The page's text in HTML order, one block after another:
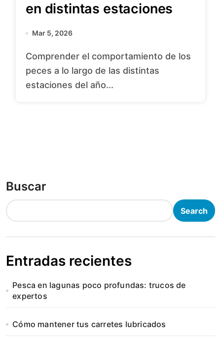
en distintas estaciones
Mar 5, 2026
Comprender el comportamiento de los
peces a lo largo de las distintas
estaciones del año...
Buscar
Search
Entradas recientes
Pesca en lagunas poco profundas: trucos de
expertos
Cómo mantener tus carretes lubricados